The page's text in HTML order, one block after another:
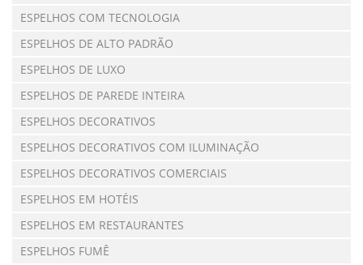
ESPELHOS COM TECNOLOGIA
ESPELHOS DE ALTO PADRÃO
ESPELHOS DE LUXO
ESPELHOS DE PAREDE INTEIRA
ESPELHOS DECORATIVOS
ESPELHOS DECORATIVOS COM ILUMINAÇÃO
ESPELHOS DECORATIVOS COMERCIAIS
ESPELHOS EM HOTÉIS
ESPELHOS EM RESTAURANTES
ESPELHOS FUMÊ